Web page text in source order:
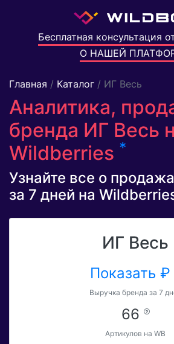
Бесплатная консультация
О НАШЕЙ
Главная / Каталог / ИГ Весь
Аналитика,
бренда ИГ Весь
Wildberries *
Узнайте все о
за 7 дней на
ИГ Весь
Показать ₽
Выручка бренда за 7
66
Артикулов на WB